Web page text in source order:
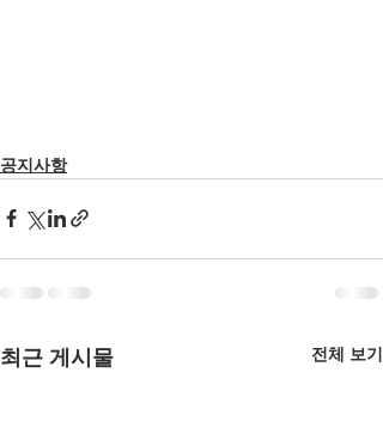
공지사항
최근 게시물 전체 보기